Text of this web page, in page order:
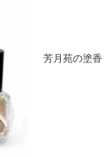
芳月苑の塗香